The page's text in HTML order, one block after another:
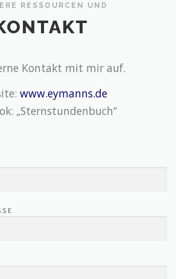
RESSOURCEN UND
Kontakt mit mir auf.
www.eymanns.de
„Sternstundenbuch“